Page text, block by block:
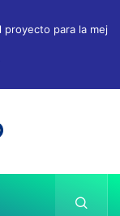
para la